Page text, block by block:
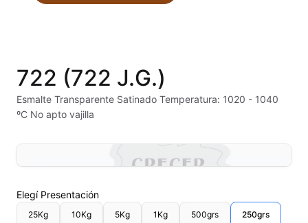
Alambre Kanthal
Conos pirometricos Orton
722 (722 J.G.)
Esmalte Transparente Satinado Temperatura: 1020 - 1040
ºC No apto vajilla
Elegí Presentación
25Kg 10Kg 5Kg 1Kg 500grs 250grs